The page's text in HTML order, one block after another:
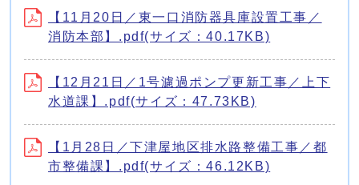
【11月20日／東一口消防器具庫設置工事／
消防本部】.pdf(サイズ：40.17KB)
【12月21日／1号濾過ポンプ更新工事／上下
水道課】.pdf(サイズ：47.73KB)
【1月28日／下津屋地区排水路整備工事／都
市整備課】.pdf(サイズ：46.12KB)